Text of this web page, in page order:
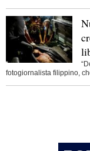
fotogiornalista filippino,